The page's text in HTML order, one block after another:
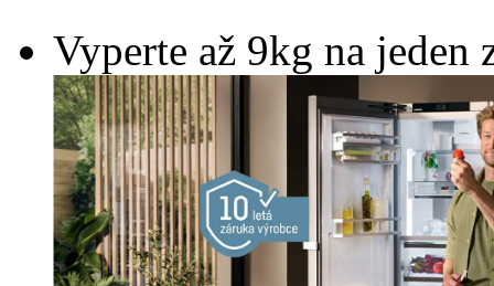
Vyperte až 9kg na jeden